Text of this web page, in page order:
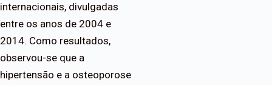
internacionais, divulgadas
entre os anos de 2004 e
2014. Como resultados,
observou-se que a
hipertensão e a osteoporose